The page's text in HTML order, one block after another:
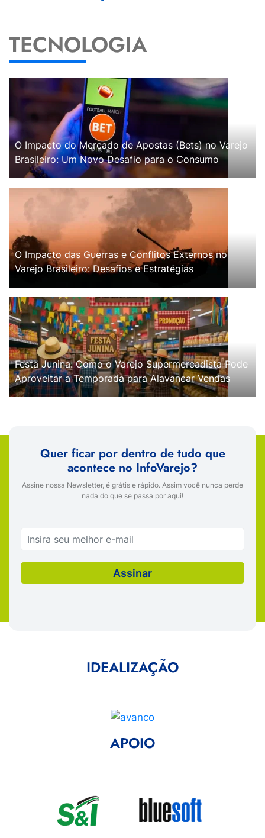
TECNOLOGIA
O Impacto do Mercado de Apostas (Bets) no Varejo
Brasileiro: Um Novo Desafio para o Consumo
O Impacto das Guerras e Conflitos Externos no
Varejo Brasileiro: Desafios e Estratégias
Festa Junina: Como o Varejo Supermercadista Pode
Aproveitar a Temporada para Alavancar Vendas
Quer ficar por dentro de tudo que
acontece no InfoVarejo?
Assine nossa Newsletter, é grátis e rápido. Assim você nunca perde
nada do que se passa por aqui!
IDEALIZAÇÃO
APOIO